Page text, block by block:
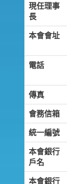
現任理事
長
本會會址
電話
傳真
會務信箱
統一編號
本會銀行
戶名
本會銀行